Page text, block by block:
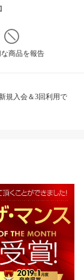
商品を報告
規入会＆3回利用で